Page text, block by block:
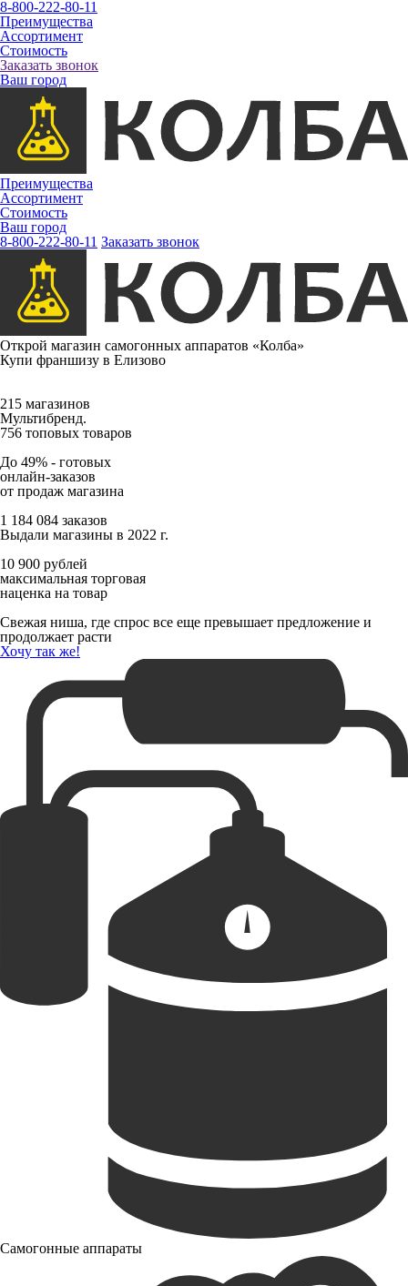
8-800-222-80-11
Преимущества
Ассортимент
Стоимость
Заказать звонок
Ваш город
Преимущества
Ассортимент
Стоимость
Ваш город
8-800-222-80-11 Заказать звонок
Открой магазин самогонных аппаратов «Колба»
Купи франшизу в Елизово
215 магазинов
Мультибренд.
756 топовых товаров
До 49% - готовых
онлайн-заказов
от продаж магазина
1 184 084 заказов
Выдали магазины в 2022 г.
10 900 рублей
максимальная торговая
наценка на товар
Свежая ниша, где спрос все еще превышает предложение и
продолжает расти
Хочу так же!
Самогонные аппараты